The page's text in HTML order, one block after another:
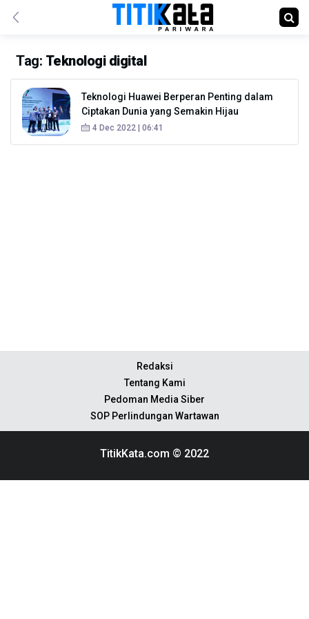
Tag: Teknologi digital
Teknologi Huawei Berperan Penting dalam
Ciptakan Dunia yang Semakin Hijau
4 Dec 2022 | 06:41
Redaksi
Tentang Kami
Pedoman Media Siber
SOP Perlindungan Wartawan
TitikKata.com © 2022